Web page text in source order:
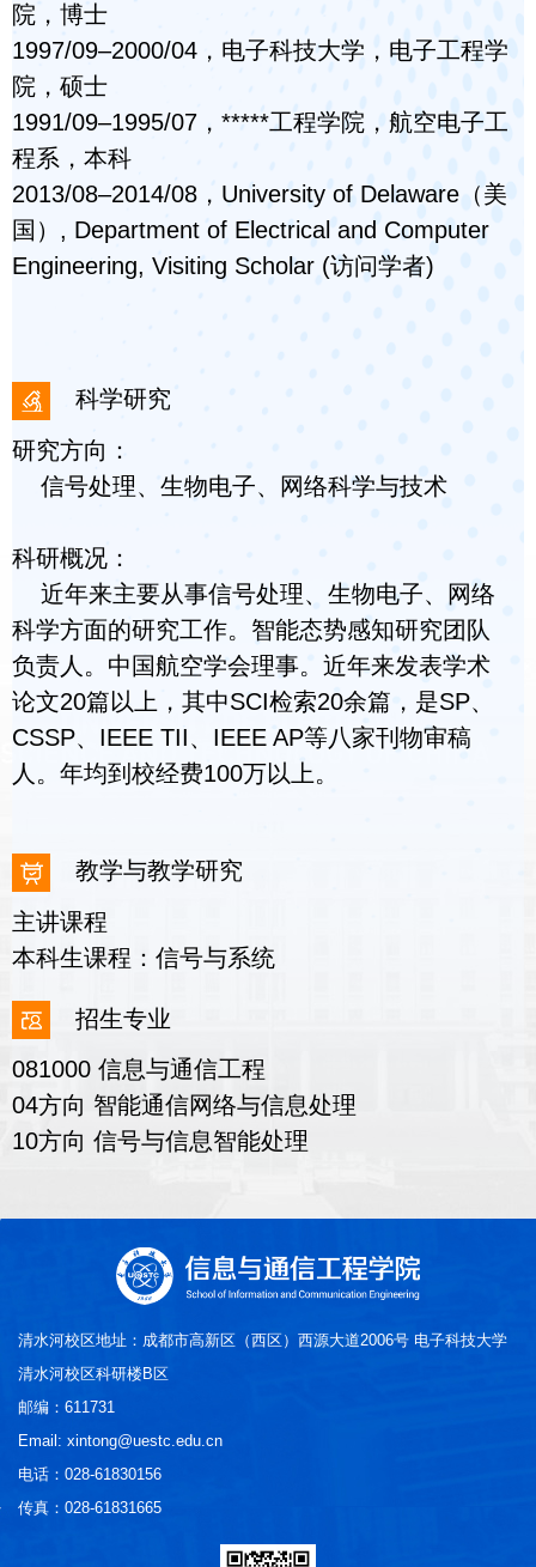
院，博士
1997/09–2000/04，电子科技大学，电子工程学
院，硕士
1991/09–1995/07，*****工程学院，航空电子工
程系，本科
2013/08–2014/08，University of Delaware（美
国）, Department of Electrical and Computer
Engineering, Visiting Scholar (访问学者)
科学研究
研究方向：
信号处理、生物电子、网络科学与技术
科研概况：
近年来主要从事信号处理、生物电子、网络
科学方面的研究工作。智能态势感知研究团队
负责人。中国航空学会理事。近年来发表学术
论文20篇以上，其中SCI检索20余篇，是SP、
CSSP、IEEE TII、IEEE AP等八家刊物审稿
人。年均到校经费100万以上。
教学与教学研究
主讲课程
本科生课程：信号与系统
招生专业
081000 信息与通信工程
04方向 智能通信网络与信息处理
10方向 信号与信息智能处理
清水河校区地址：成都市高新区（西区）西源大道2006号 电子科技大学
清水河校区科研楼B区
邮编：611731
Email: xintong@uestc.edu.cn
电话：028-61830156
传真：028-61831665